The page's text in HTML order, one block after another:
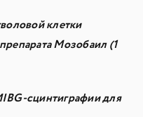
клетки
Мозобаил (1
сцинтиграфии для